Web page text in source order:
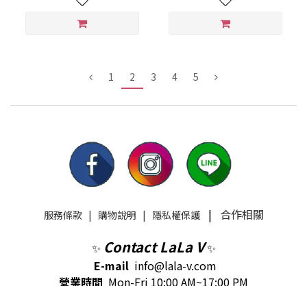
1 2 3 4 5
服務條款| 購物說明 | 隱私權保護| 合作相關
✨ Contact LaLa V✨
E-mail info@lala-v.com
營業時間 Mon-Fri 10:00 AM~17:00 PM